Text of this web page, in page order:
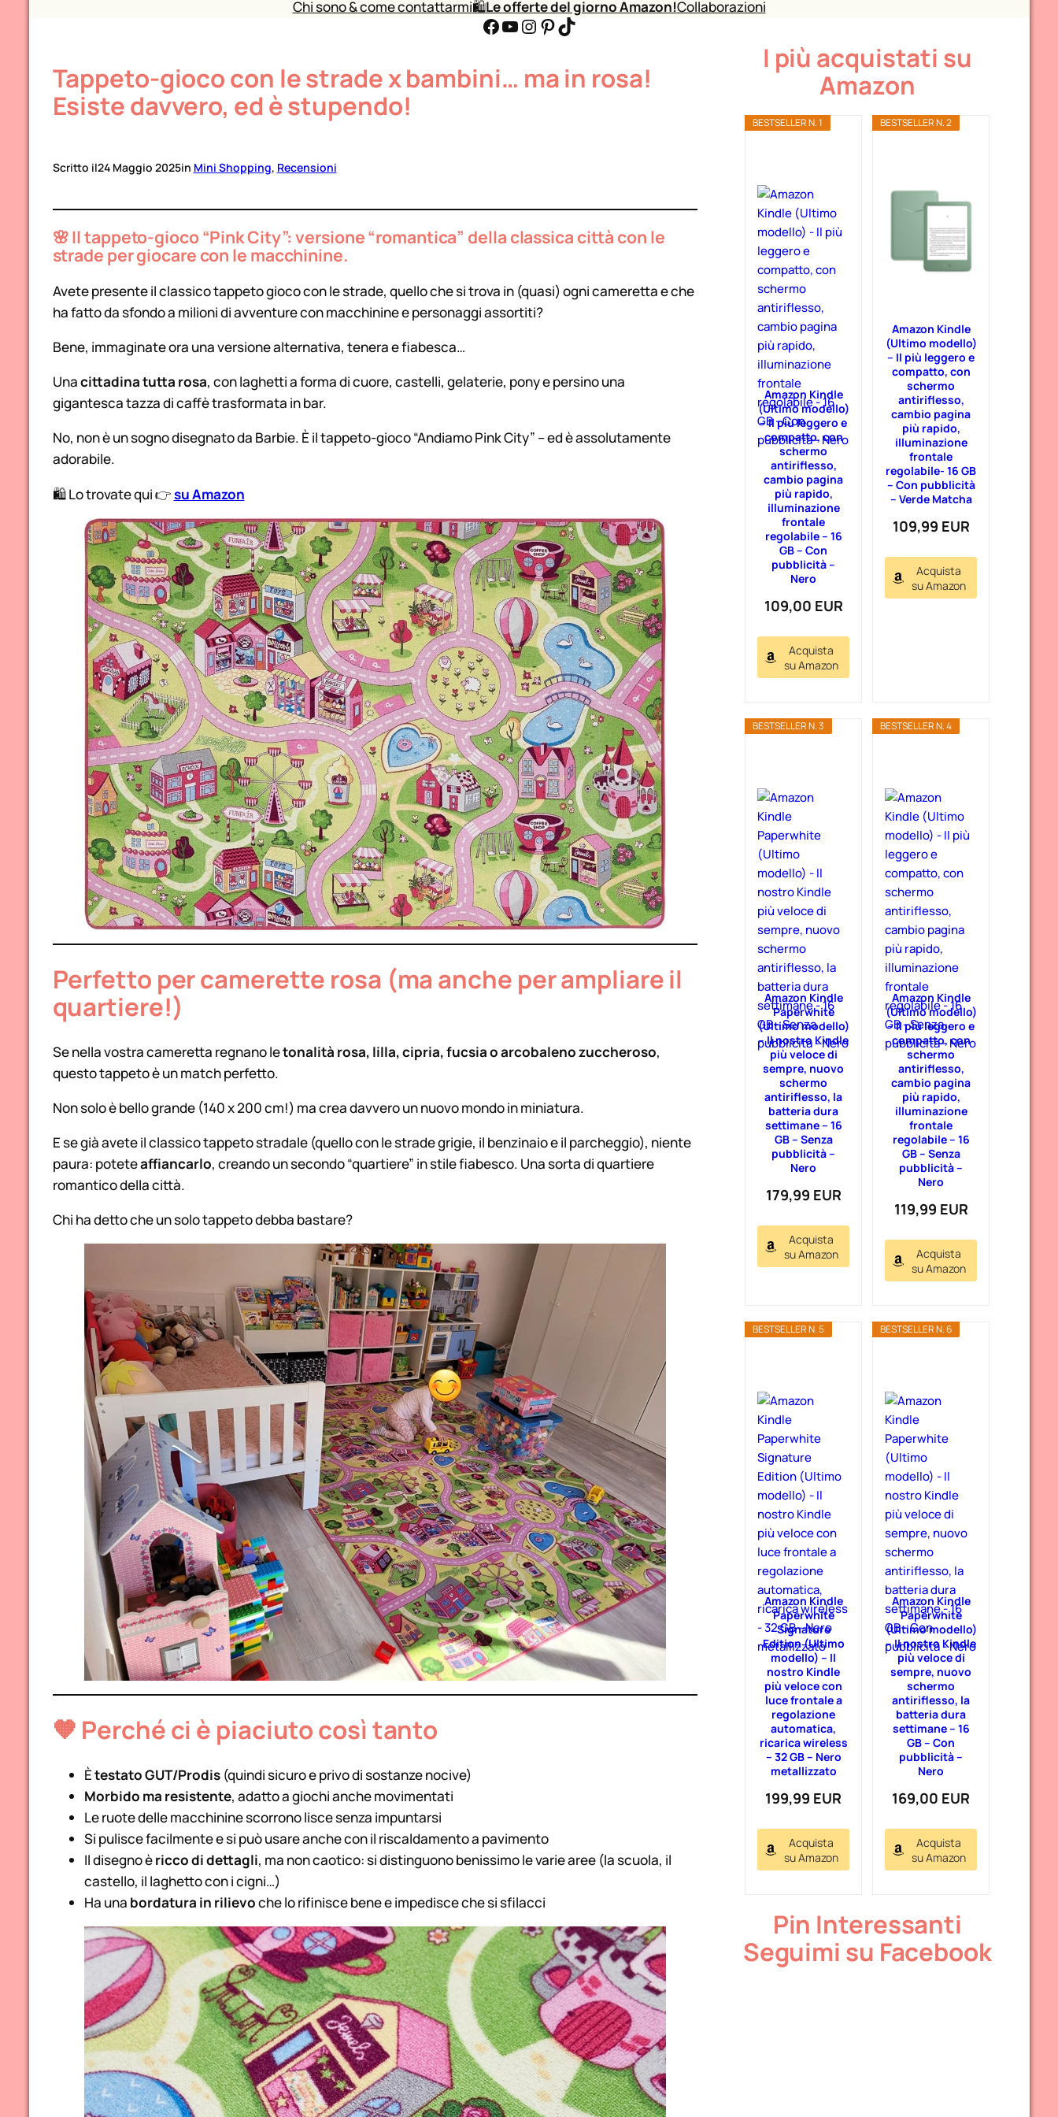
Chi sono & come contattarmi🛍️Le offerte del giorno Amazon!Collaborazioni
Facebook YouTube Instagram Pinterest TikTok
Tappeto-gioco con le strade x bambini… ma in rosa!
Esiste davvero, ed è stupendo!
Scritto il24 Maggio 2025in Mini Shopping, Recensioni
🌸 Il tappeto-gioco “Pink City”: versione “romantica” della classica città con le
strade per giocare con le macchinine.
Avete presente il classico tappeto gioco con le strade, quello che si trova in (quasi) ogni cameretta e che
ha fatto da sfondo a milioni di avventure con macchinine e personaggi assortiti?
Bene, immaginate ora una versione alternativa, tenera e fiabesca…
Unacittadina tutta rosa, con laghetti a forma di cuore, castelli, gelaterie, pony e persino una
gigantesca tazza di caffè trasformata in bar.
No, non è un sogno disegnato da Barbie. È il tappeto-gioco“Andiamo Pink City” – ed è assolutamente
adorabile.
🛍️ Lo trovate qui 👉su Amazon
Perfetto per camerette rosa (ma anche per ampliare il
quartiere!)
Se nella vostra cameretta regnano letonalità rosa, lilla, cipria, fucsia o arcobaleno zuccheroso,
questo tappeto è un match perfetto.
Non solo è bello grande (140 x 200 cm!) ma crea davvero un nuovo mondo in miniatura.
E se già avete il classico tappeto stradale (quello con le strade grigie, il benzinaio e il parcheggio), niente
paura: poteteaffiancarlo, creando un secondo “quartiere” in stile fiabesco. Una sorta diquartiere
romanticodella città.
Chi ha detto che un solo tappeto debba bastare?
🧡 Perché ci è piaciuto così tanto
Ètestato GUT/Prodis(quindi sicuro e privo di sostanze nocive)
Morbido ma resistente, adatto a giochi anche movimentati
Le ruote delle macchinine scorrono lisce senza impuntarsi
Si pulisce facilmente e si può usare anche con il riscaldamento a pavimento
Il disegno èricco di dettagli, ma non caotico: si distinguono benissimo le varie aree (la scuola, il
castello, il laghetto con i cigni…)
Ha una bordatura in rilievoche lo rifinisce bene e impedisce che si sfilacci
I più acquistati su
Amazon
BESTSELLER N. 1
Amazon Kindle
(Ultimo modello)
– Il più leggero e
compatto, con
schermo
antiriflesso,
cambio pagina
più rapido,
illuminazione
frontale
regolabile – 16
GB – Con
pubblicità –
Nero
109,00 EUR
Acquista
su Amazon
BESTSELLER N. 2
Amazon Kindle
(Ultimo modello)
– Il più leggero e
compatto, con
schermo
antiriflesso,
cambio pagina
più rapido,
illuminazione
frontale
regolabile- 16 GB
– Con pubblicità
– Verde Matcha
109,99 EUR
Acquista
su Amazon
BESTSELLER N. 3
Amazon Kindle
Paperwhite
(Ultimo modello)
– Il nostro Kindle
più veloce di
sempre, nuovo
schermo
antiriflesso, la
batteria dura
settimane – 16
GB – Senza
pubblicità –
Nero
179,99 EUR
Acquista
su Amazon
BESTSELLER N. 4
Amazon Kindle
(Ultimo modello)
– Il più leggero e
compatto, con
schermo
antiriflesso,
cambio pagina
più rapido,
illuminazione
frontale
regolabile – 16
GB – Senza
pubblicità –
Nero
119,99 EUR
Acquista
su Amazon
BESTSELLER N. 5
Amazon Kindle
Paperwhite
Signature
Edition (Ultimo
modello) – Il
nostro Kindle
più veloce con
luce frontale a
regolazione
automatica,
ricarica wireless
– 32 GB – Nero
metallizzato
199,99 EUR
Acquista
su Amazon
BESTSELLER N. 6
Amazon Kindle
Paperwhite
(Ultimo modello)
– Il nostro Kindle
più veloce di
sempre, nuovo
schermo
antiriflesso, la
batteria dura
settimane – 16
GB – Con
pubblicità –
Nero
169,00 EUR
Acquista
su Amazon
Pin Interessanti
Seguimi su Facebook